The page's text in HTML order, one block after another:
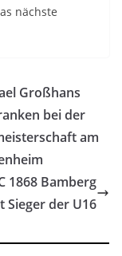
nächste
Großhans
bei der
am
1868 Bamberg
Sieger der U16